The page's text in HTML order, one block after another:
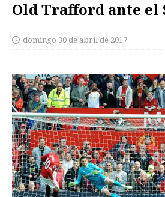
Old Trafford ante el
domingo 30 de abril de 2017